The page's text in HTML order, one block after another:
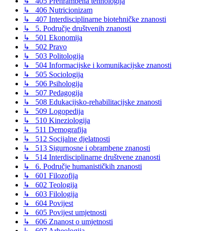
↳ 406 Nutricionizam
↳ 407 Interdisciplinarne biotehničke znanosti
↳ 5. Područje društvenih znanosti
↳ 501 Ekonomija
↳ 502 Pravo
↳ 503 Politologija
↳ 504 Informacijske i komunikacijske znanosti
↳ 505 Sociologija
↳ 506 Psihologija
↳ 507 Pedagogija
↳ 508 Edukacijsko-rehabilitacijske znanosti
↳ 509 Logopedija
↳ 510 Kineziologija
↳ 511 Demografija
↳ 512 Socijalne djelatnosti
↳ 513 Sigurnosne i obrambene znanosti
↳ 514 Interdisciplinarne društvene znanosti
↳ 6. Područje humanističkih znanosti
↳ 601 Filozofija
↳ 602 Teologija
↳ 603 Filologija
↳ 604 Povijest
↳ 605 Povijest umjetnosti
↳ 606 Znanost o umjetnosti